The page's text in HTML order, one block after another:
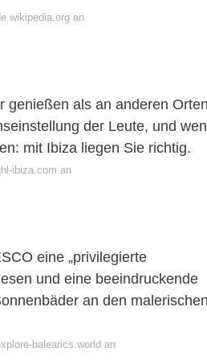
an
genießen als an anderen
der Leute, und
mit Ibiza liegen Sie richtig.
ibiza.com an
eine „privilegierte
und eine beeindruckende
an den malerischen
balearics.world an